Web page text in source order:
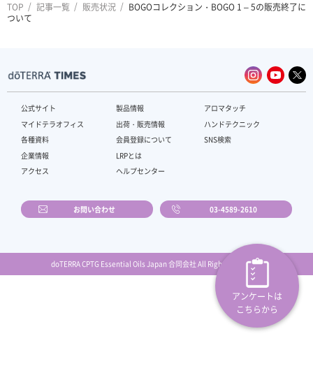
TOP 記事一覧 販売状況
BOGOコレクション・BOGO 1 – 5の販売終了に
ついて
公式サイト
マイドテラオフィス
各種資料
企業情報
アクセス
製品情報
出荷・販売情報
会員登録について
LRPとは
ヘルプセンター
アロマタッチ
ハンドテクニック
SNS検索
お問い合わせ 03-4589-2610
doTERRA CPTG Essential Oils Japan 合同会社 All Rights Reserved.
アンケートは
こちらから